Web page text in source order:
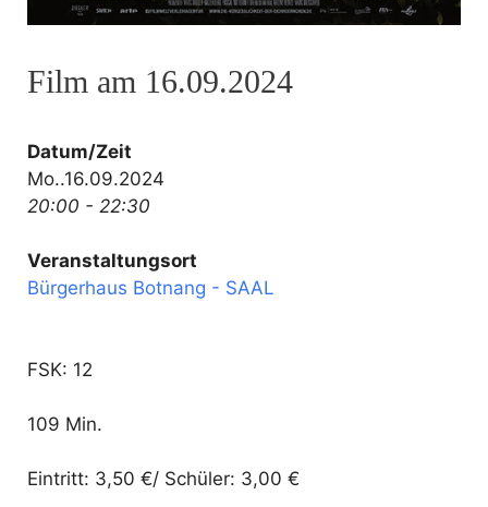
Film am 16.09.2024
Datum/Zeit
Mo..16.09.2024
20:00 - 22:30
Veranstaltungsort
Bürgerhaus Botnang - SAAL
FSK: 12
109 Min.
Eintritt: 3,50 €/ Schüler: 3,00 €